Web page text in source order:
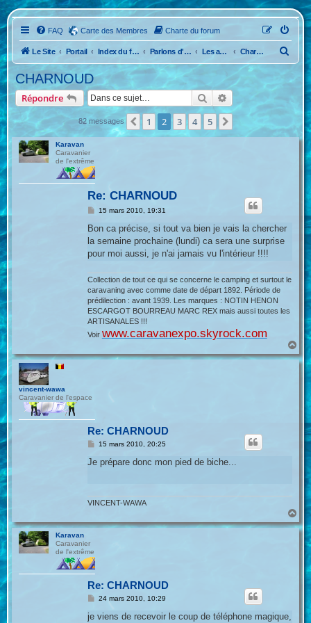
FAQ Carte des Membres Charte du forum
Le Site Portail Index du forum Parlons d'Anciennes Les anciennes caravanes ! Charnoud
c
CHARNOUD
Répondre RechercherRecherche avancée
82 messages Précédente
1 2 3 4 5 Suivante
Karavan
Caravanier
de l'extrême
Re: CHARNOUD
M
s
a
g
15 mars 2010, 19:31
Bon ca précise, si tout va bien je vais la chercher
la semaine prochaine (lundi) ca sera une surprise
pour moi aussi, je n'ai jamais vu l'intérieur !!!!
Collection de tout ce qui se concerne le camping et surtout le
caravaning avec comme date de départ 1892. Période de
prédilection : avant 1939. Les marques : NOTIN HENON
ESCARGOT BOURREAU MARC REX mais aussi toutes les
ARTISANALES !!!
Voir www.caravanexpo.skyrock.com
a
u
vincent-wawa
Caravanier de l'espace
Re: CHARNOUD
M
s
15 mars 2010, 20:25
Je prépare donc mon pied de biche...
VINCENT-WAWA
a
u
Karavan
Caravanier
de l'extrême
Re: CHARNOUD
M
s
24 mars 2010, 10:29
je viens de recevoir le coup de téléphone magique,